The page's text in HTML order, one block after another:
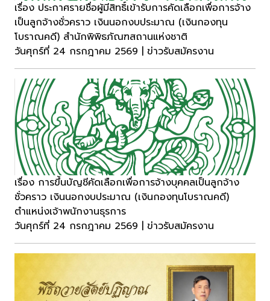
เรื่อง ประกาศรายชื่อผู้มีสิทธิ์เข้ารับการคัดเลือกเพื่อการจ้าง
เป็นลูกจ้างชั่วคราว เงินนอกงบประมาณ (เงินกองทุน
โบราณคดี) สำนักพิพิธภัณฑสถานแห่งชาติ
วันศุกร์ที่ 24 กรกฎาคม 2569 | ข่าวรับสมัครงาน
เรื่อง การขึ้นบัญชีคัดเลือกเพื่อการจ้างบุคคลเป็นลูกจ้าง
ชั่วคราว เงินนอกงบประมาณ (เงินกองทุนโบราณคดี)
ตำแหน่งเจ้าพนักงานธุรการ
วันศุกร์ที่ 24 กรกฎาคม 2569 | ข่าวรับสมัครงาน